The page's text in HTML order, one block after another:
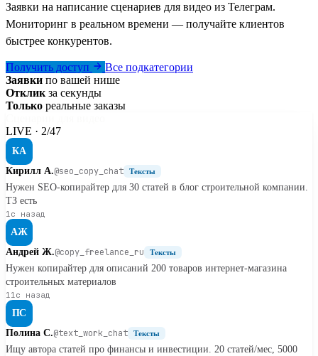
Заявки на написание сценариев для видео из Телеграм.
Мониторинг в реальном времени — получайте клиентов
быстрее конкурентов.
Получить доступ
Все подкатегории
Заявки по вашей нише
Отклик за секунды
Только реальные заказы
LIVE · 2/47
КА
Кирилл А.@seo_copy_chat Тексты
Нужен SEO-копирайтер для 30 статей в блог строительной компании.
ТЗ есть
1с назад
АЖ
Андрей Ж.@copy_freelance_ru Тексты
Нужен копирайтер для описаний 200 товаров интернет-магазина
строительных материалов
11с назад
ПС
Полина С.@text_work_chat Тексты
Ищу автора статей про финансы и инвестиции. 20 статей/мес, 5000